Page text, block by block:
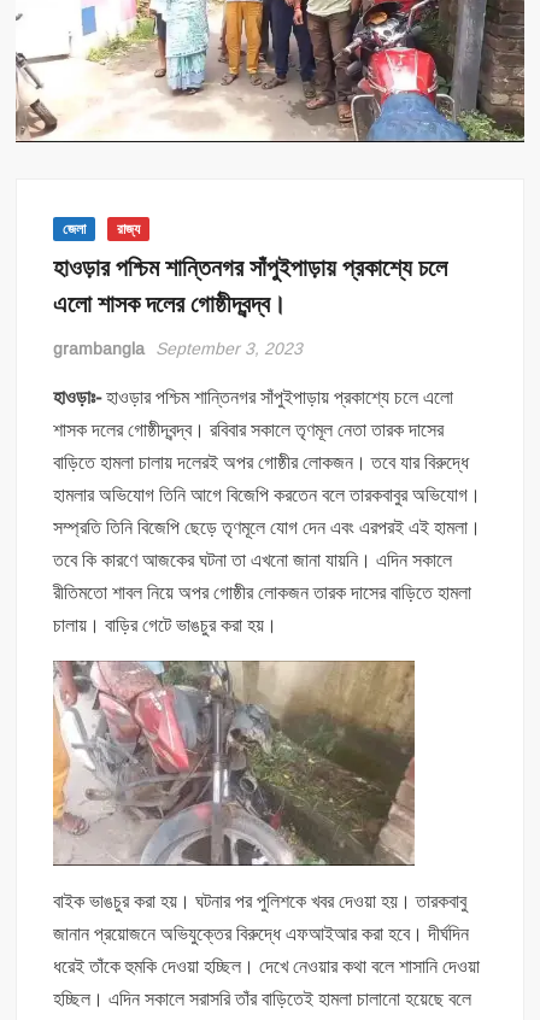
জেলা রাজ্য
হাওড়ার পশ্চিম শান্তিনগর সাঁপুইপাড়ায় প্রকাশ্যে চলে
এলো শাসক দলের গোষ্ঠীদ্বন্দ্ব।
grambangla September 3, 2023
হাওড়াঃ-হাওড়ার পশ্চিম শান্তিনগর সাঁপুইপাড়ায় প্রকাশ্যে চলে এলো
শাসক দলের গোষ্ঠীদ্বন্দ্ব। রবিবার সকালে তৃণমূল নেতা তারক দাসের
বাড়িতে হামলা চালায় দলেরই অপর গোষ্ঠীর লোকজন। তবে যার বিরুদ্ধে
হামলার অভিযোগ তিনি আগে বিজেপি করতেন বলে তারকবাবুর অভিযোগ।
সম্প্রতি তিনি বিজেপি ছেড়ে তৃণমূলে যোগ দেন এবং এরপরই এই হামলা।
তবে কি কারণে আজকের ঘটনা তা এখনো জানা যায়নি। এদিন সকালে
রীতিমতো শাবল নিয়ে অপর গোষ্ঠীর লোকজন তারক দাসের বাড়িতে হামলা
চালায়। বাড়ির গেটে ভাঙচুর করা হয়।
বাইক ভাঙচুর করা হয়। ঘটনার পর পুলিশকে খবর দেওয়া হয়। তারকবাবু
জানান প্রয়োজনে অভিযুক্তের বিরুদ্ধে এফআইআর করা হবে। দীর্ঘদিন
ধরেই তাঁকে হুমকি দেওয়া হচ্ছিল। দেখে নেওয়ার কথা বলে শাসানি দেওয়া
হচ্ছিল। এদিন সকালে সরাসরি তাঁর বাড়িতেই হামলা চালানো হয়েছে বলে